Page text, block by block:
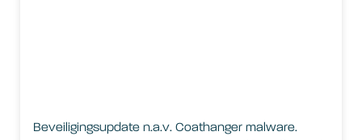
Beveiligingsupdate n.a.v. Coathanger malware.